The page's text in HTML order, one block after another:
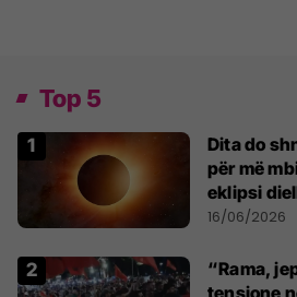
Top 5
Dita do
për më
eklipsi
shekullit të
16/06/2026
“Rama,
tensione